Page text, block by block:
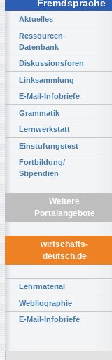
Fremdsprache
Aktuelles
Ressourcen-
Datenbank
Diskussionsforen
Linksammlung
E-Mail-Infobriefe
Grammatik
Lernwerkstatt
Einstufungstest
Fortbildung/
Stipendien
Weitere
Portalangebote
wirtschafts-
deutsch.de
Lehrmaterial
Webliographie
E-Mail-Infobriefe